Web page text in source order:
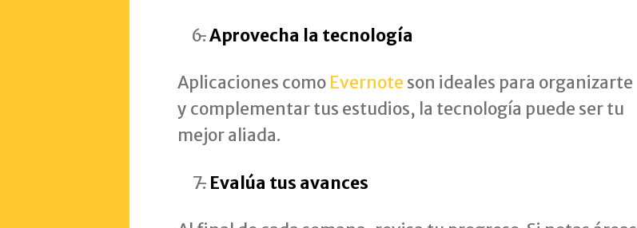
Aprovecha la tecnología
Aplicaciones como Evernote son ideales para organizarte
y complementar tus estudios, la tecnología puede ser tu
mejor aliada.
Evalúa tus avances